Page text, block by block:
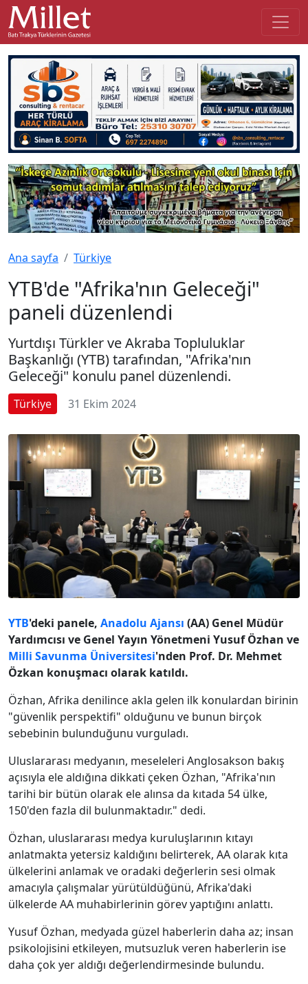
Ana sayfa Türkiye
YTB'de "Afrika'nın Geleceği"
paneli düzenlendi
Yurtdışı Türkler ve Akraba Topluluklar
Başkanlığı (YTB) tarafından, "Afrika'nın
Geleceği" konulu panel düzenlendi.
Türkiye 31 Ekim 2024
YTB'deki panele, Anadolu Ajansı (AA) Genel Müdür
Yardımcısı ve Genel Yayın Yönetmeni Yusuf Özhan ve
Milli Savunma Üniversitesi'nden Prof. Dr. Mehmet
Özkan konuşmacı olarak katıldı.
Özhan, Afrika denilince akla gelen ilk konulardan birinin
"güvenlik perspektifi" olduğunu ve bunun birçok
sebebinin bulunduğunu vurguladı.
Uluslararası medyanın, meseleleri Anglosakson bakış
açısıyla ele aldığına dikkati çeken Özhan, "Afrika'nın
tarihi bir bütün olarak ele alınsa da kıtada 54 ülke,
150'den fazla dil bulunmaktadır." dedi.
Özhan, uluslararası medya kuruluşlarının kıtayı
anlatmakta yetersiz kaldığını belirterek, AA olarak kıta
ülkelerini anlamak ve oradaki değerlerin sesi olmak
amacıyla çalışmalar yürütüldüğünü, Afrika'daki
ülkelerde AA muhabirlerinin görev yaptığını anlattı.
Yusuf Özhan, medyada güzel haberlerin daha az; insan
psikolojisini etkileyen, mutsuzluk veren haberlerin ise
daha çok yer aldığı değerlendirmesinde bulundu.